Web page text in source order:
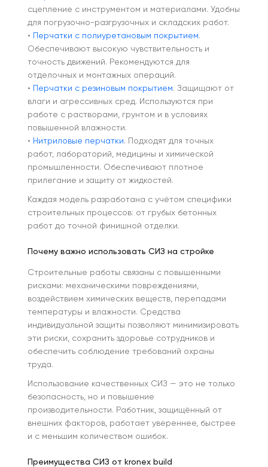
сцепление с инструментом и материалами. Удобны
для погрузочно-разгрузочных и складских работ.
•
Перчатки с полиуретановым покрытием.
Обеспечивают высокую чувствительность и
точность движений. Рекомендуются для
отделочных и монтажных операций.
•
Перчатки с резиновым покрытием. Защищают от
влаги и агрессивных сред. Используются при
работе с растворами, грунтом и в условиях
повышенной влажности.
• Нитриловые перчатки. Подходят для точных
работ, лабораторий, медицины и химической
промышленности. Обеспечивают плотное
прилегание и защиту от жидкостей.
Каждая модель разработана с учётом специфики
строительных процессов: от грубых бетонных
работ до точной финишной отделки.
Почему важно использовать СИЗ на стройке
Строительные работы связаны с повышенными
рисками: механическими повреждениями,
воздействием химических веществ, перепадами
температуры и влажности. Средства
индивидуальной защиты позволяют минимизировать
эти риски, сохранить здоровье сотрудников и
обеспечить соблюдение требований охраны
труда.
Использование качественных СИЗ — это не только
безопасность, но и повышение
производительности. Работник, защищённый от
внешних факторов, работает увереннее, быстрее
и с меньшим количеством ошибок.
Преимущества СИЗ от kronex build